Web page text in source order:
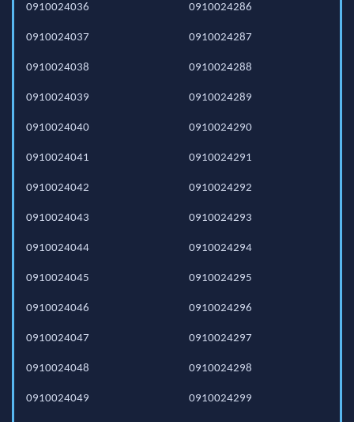
0910024036
0910024037
0910024038
0910024039
0910024040
0910024041
0910024042
0910024043
0910024044
0910024045
0910024046
0910024047
0910024048
0910024049
0910024286
0910024287
0910024288
0910024289
0910024290
0910024291
0910024292
0910024293
0910024294
0910024295
0910024296
0910024297
0910024298
0910024299